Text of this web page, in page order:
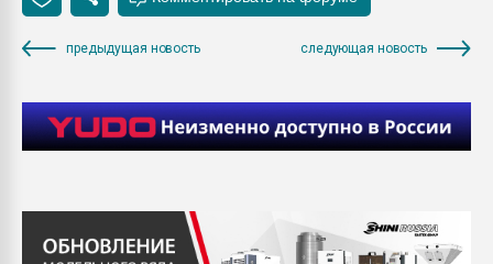
предыдущая новость следующая новость